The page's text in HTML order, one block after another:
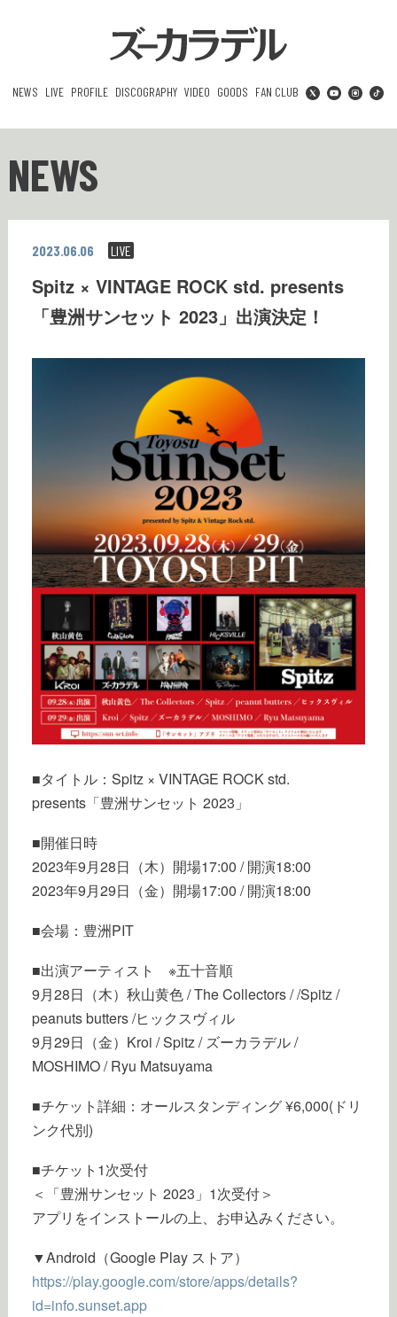
NEWS LIVE PROFILE DISCOGRAPHY VIDEO GOODS FAN CLUB
NEWS
2023.06.06 LIVE
Spitz × VINTAGE ROCK std. presents
「豊洲サンセット 2023」出演決定！
■タイトル：Spitz × VINTAGE ROCK std.
presents「豊洲サンセット 2023」
■開催日時
2023年9月28日（木）開場17:00 / 開演18:00
2023年9月29日（金）開場17:00 / 開演18:00
■会場：豊洲PIT
■出演アーティスト ※五十音順
9月28日（木）秋山黄色 / The Collectors / /Spitz /
peanuts butters /ヒックスヴィル
9月29日（金）Kroi / Spitz / ズーカラデル /
MOSHIMO / Ryu Matsuyama
■チケット詳細：オールスタンディング ¥6,000(ドリ
ンク代別)
■チケット1次受付
＜「豊洲サンセット 2023」1次受付＞
アプリをインストールの上、お申込みください。
▼Android（Google Play ストア）
https://play.google.com/store/apps/details?
id=info.sunset.app